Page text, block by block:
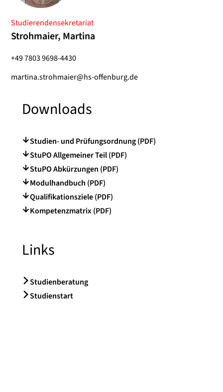
Studierendensekretariat
Strohmaier, Martina
+49 7803 9698-4430
martina.strohmaier@hs-offenburg.de
Downloads
Studien- und Prüfungsordnung (PDF)
StuPO Allgemeiner Teil (PDF)
StuPO Abkürzungen (PDF)
Modulhandbuch (PDF)
Qualifikationsziele (PDF)
Kompetenzmatrix (PDF)
Links
Studienberatung
Studienstart